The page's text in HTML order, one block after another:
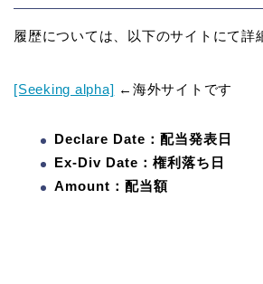
履歴については、以下のサイトにて詳
[Seeking alpha] ←海外サイトです
Declare Date：配当発表日
Ex-Div Date：権利落ち日
Amount：配当額